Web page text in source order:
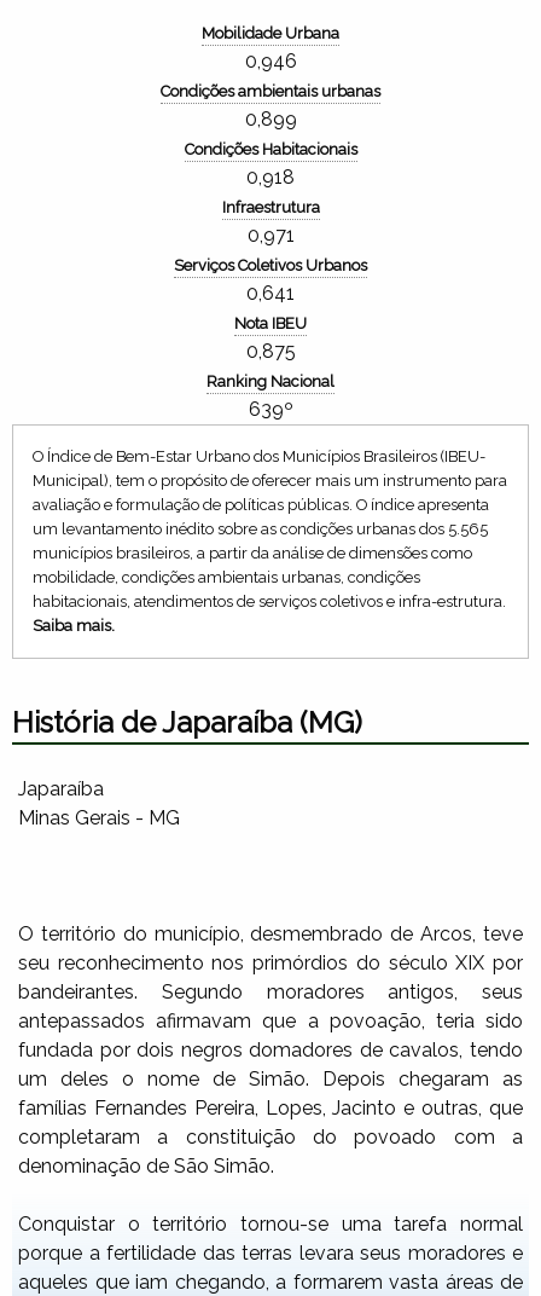
Mobilidade Urbana
0,946
Condições ambientais urbanas
0,899
Condições Habitacionais
0,918
Infraestrutura
0,971
Serviços Coletivos Urbanos
0,641
Nota IBEU
0,875
Ranking Nacional
639º
O Índice de Bem-Estar Urbano dos Municípios Brasileiros (IBEU-
Municipal), tem o propósito de oferecer mais um instrumento para
avaliação e formulação de políticas públicas. O índice apresenta
um levantamento inédito sobre as condições urbanas dos 5.565
municípios brasileiros, a partir da análise de dimensões como
mobilidade, condições ambientais urbanas, condições
habitacionais, atendimentos de serviços coletivos e infra-estrutura.
Saiba mais.
História de Japaraíba (MG)
Japaraíba
Minas Gerais - MG
O território do município, desmembrado de Arcos, teve
seu reconhecimento nos primórdios do século XIX por
bandeirantes. Segundo moradores antigos, seus
antepassados afirmavam que a povoação, teria sido
fundada por dois negros domadores de cavalos, tendo
um deles o nome de Simão. Depois chegaram as
famílias Fernandes Pereira, Lopes, Jacinto e outras, que
completaram a constituição do povoado com a
denominação de São Simão.
Conquistar o território tornou-se uma tarefa normal
porque a fertilidade das terras levara seus moradores e
aqueles que iam chegando, a formarem vasta áreas de